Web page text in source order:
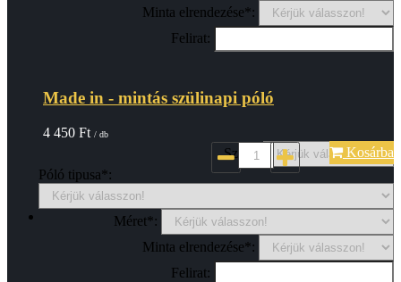
Minta elrendezése*:
Felirat:
Made in - mintás szülinapi póló
4 450 Ft / db
Szin*:
Póló tipusa*:
Méret*:
Minta elrendezése*:
Felirat:
Kosárba